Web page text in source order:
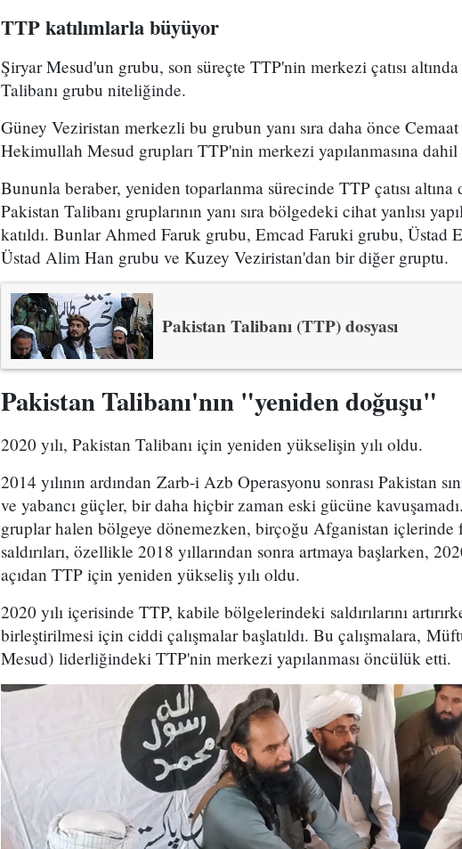
TTP katılımlarla büyüyor
Şiryar Mesud'un grubu, son süreçte TTP'nin merkezi çatısı
Talibanı grubu niteliğinde.
Güney Veziristan merkezli bu grubun yanı sıra daha önce
Hekimullah Mesud grupları TTP'nin merkezi yapılanmasına
Bununla beraber, yeniden toparlanma sürecinde TTP çatısı
Pakistan Talibanı gruplarının yanı sıra bölgedeki cihat yanlısı
katıldı. Bunlar Ahmed Faruk grubu, Emcad Faruki grubu, Üstad
Üstad Alim Han grubu ve Kuzey Veziristan'dan bir diğer gruptu.
Pakistan Talibanı (TTP) dosyası
Pakistan Talibanı'nın "yeniden doğuşu"
2020 yılı, Pakistan Talibanı için yeniden yükselişin yılı oldu.
2014 yılının ardından Zarb-i Azb Operasyonu sonrası Pakistan
ve yabancı güçler, bir daha hiçbir zaman eski gücüne
gruplar halen bölgeye dönemezken, birçoğu Afganistan içlerinde
saldırıları, özellikle 2018 yıllarından sonra artmaya başlarken,
açıdan TTP için yeniden yükseliş yılı oldu.
2020 yılı içerisinde TTP, kabile bölgelerindeki saldırılarını
birleştirilmesi için ciddi çalışmalar başlatıldı. Bu çalışmalara,
Mesud) liderliğindeki TTP'nin merkezi yapılanması öncülük etti.